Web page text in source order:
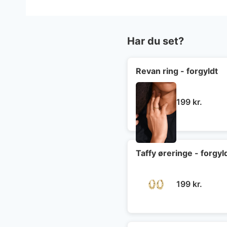
Har du set?
Revan ring - forgyldt
199 kr.
Taffy øreringe -
199 kr.